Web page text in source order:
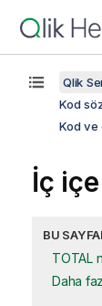
Qlik
Kod
Kod ve
İç
BU
TOTAL
Daha